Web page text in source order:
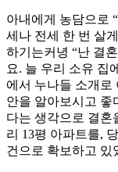
아내에게 농담으로
세나 전세 한 번 살
하기는커녕 “난 결
요. 늘 우리 소유 집
에서 누나들 소개로
안을 알아보시고 좋
다는 생각으로 결혼
리 13평 아파트를,
건으로 확보하고 있